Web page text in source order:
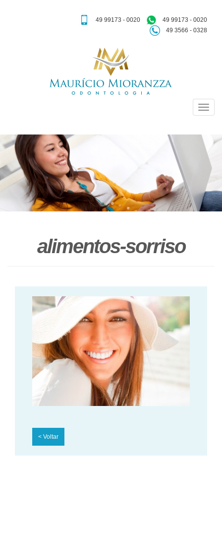
49 99173 - 0020
49 99173 - 0020
49 3566 - 0328
alimentos-sorriso
< Voltar